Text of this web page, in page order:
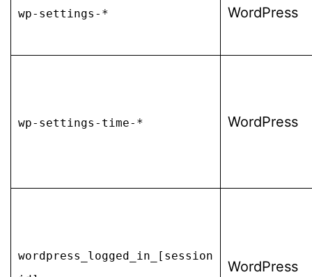
wp-settings-* WordPress
wp-settings-time-* WordPress
wordpress_logged_in_[session
WordPress